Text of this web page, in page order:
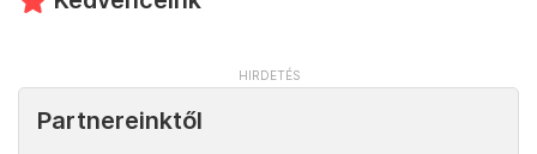
Partnereinktől